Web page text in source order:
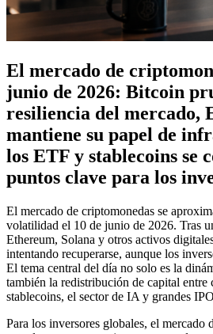
El mercado de
junio de 2026: Bitcoin
resiliencia del mercado,
mantiene su papel de
los ETF y stablecoins se
puntos clave para los
El mercado de criptomonedas se
volatilidad el 10 de junio de 2026. Tras
Ethereum, Solana y otros activos
intentando recuperarse, aunque los
El tema central del día no solo es la
también la redistribución de capital entre
stablecoins, el sector de IA y grandes
Para los inversores globales, el mercado